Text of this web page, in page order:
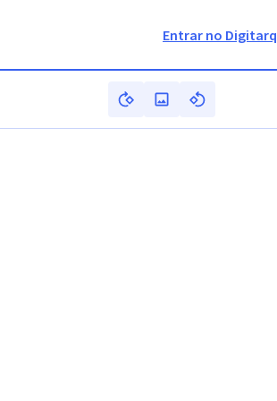
Entrar no Digitarq